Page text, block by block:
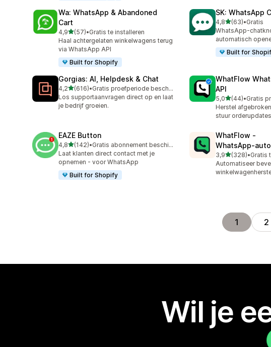
Wa: WhatsApp & Abandoned
Cart
4,9van 5 sterren
(57)
57 recensies in totaal
•Gratis te installeren
Haal achtergelaten winkelwagens terug
via WhatsApp API
Built for Shopify
SK: WhatsApp
4,8van 5 sterren
(63)
63 recensies in
•Gratis
WhatsApp-
automatisch
Built for
Gorgias: AI, Helpdesk & Chat
4,2van 5 sterren
(616)
616 recensies in totaal
•
Gratis proefperiode beschikbaar
Los supportaanvragen direct op en laat
je bedrijf groeien.
WhatFlow
API
5,0van 5 sterren
(44)
44 recensies in
•
Herstel
stuur
EAZE Button
4,8van 5 sterren
(142)
142 recensies in totaal
•
Gratis abonnement beschikbaar
Laat klanten direct contact met je
opnemen - voor WhatsApp
Built for Shopify
WhatFlow ‑
3,9van 5 sterren
(328)
328 recensies in
•Gratis
Automatiseer
1 2
Wil je